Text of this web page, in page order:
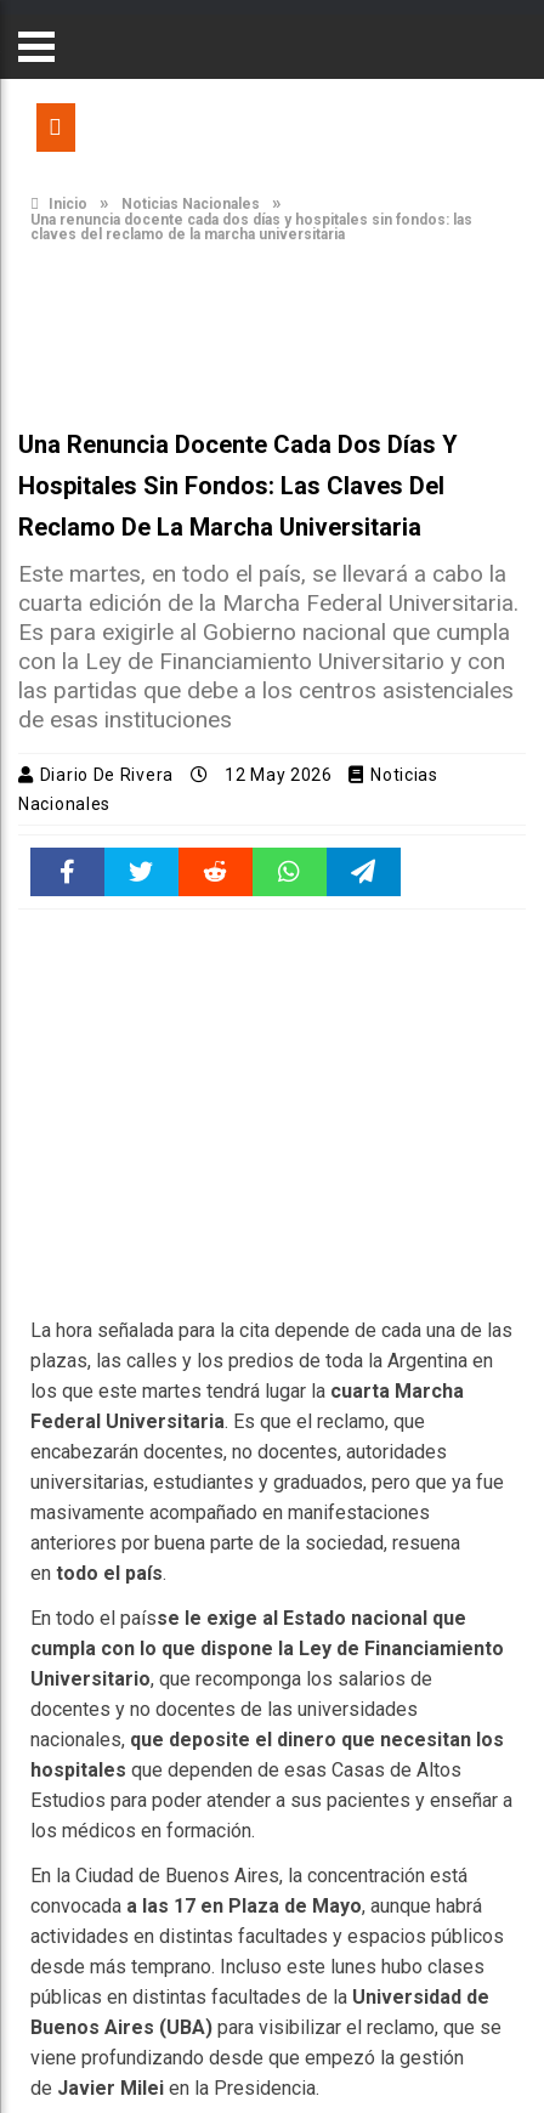
Inicio » Noticias Nacionales »
Una renuncia docente cada dos días y hospitales sin fondos: las
claves del reclamo de la marcha universitaria
Una Renuncia Docente Cada Dos Días Y
Hospitales Sin Fondos: Las Claves Del
Reclamo De La Marcha Universitaria
Este martes, en todo el país, se llevará a cabo la
cuarta edición de la Marcha Federal Universitaria.
Es para exigirle al Gobierno nacional que cumpla
con la Ley de Financiamiento Universitario y con
las partidas que debe a los centros asistenciales
de esas instituciones
Diario De Rivera 12 May 2026
Noticias
Nacionales
La hora señalada para la cita depende de cada una de las
plazas, las calles y los predios de toda la Argentina en
los que este martes tendrá lugar la cuarta Marcha
Federal Universitaria. Es que el reclamo, que
encabezarán docentes, no docentes, autoridades
universitarias, estudiantes y graduados, pero que ya fue
masivamente acompañado en manifestaciones
anteriores por buena parte de la sociedad, resuena
en todo el país.
En todo el paísse le exige al Estado nacional que
cumpla con lo que dispone la Ley de Financiamiento
Universitario, que recomponga los salarios de
docentes y no docentes de las universidades
nacionales, que deposite el dinero que necesitan los
hospitales que dependen de esas Casas de Altos
Estudios para poder atender a sus pacientes y enseñar a
los médicos en formación.
En la Ciudad de Buenos Aires, la concentración está
convocada a las 17 en Plaza de Mayo, aunque habrá
actividades en distintas facultades y espacios públicos
desde más temprano. Incluso este lunes hubo clases
públicas en distintas facultades de la Universidad de
Buenos Aires (UBA) para visibilizar el reclamo, que se
viene profundizando desde que empezó la gestión
de Javier Milei en la Presidencia.